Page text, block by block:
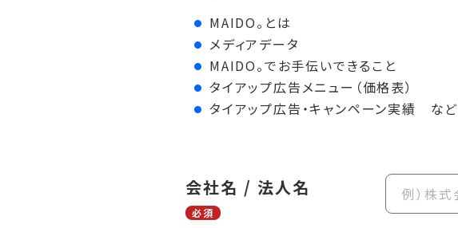
MAIDO。とは
メディアデータ
MAIDO。でお手伝いできること
タイアップ広告メニュー（価格表）
タイアップ広告・キャンペーン実績 など
会社名 / 法人名
必須